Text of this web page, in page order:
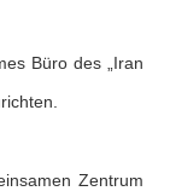
Büro des „Iran
Zentrum